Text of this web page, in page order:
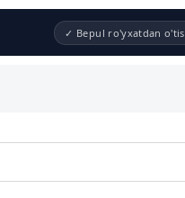
✓ Bepul ro'yxatdan